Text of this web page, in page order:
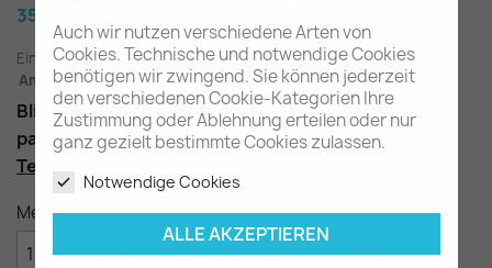
Auch wir nutzen verschiedene Arten von
Cookies. Technische und notwendige Cookies
benötigen wir zwingend. Sie können jederzeit
den verschiedenen Cookie-Kategorien Ihre
Zustimmung oder Ablehnung erteilen oder nur
ganz gezielt bestimmte Cookies zulassen.
Notwendige Cookies
ALLE AKZEPTIEREN
35,60 €
Einschl. gesetzl. MwSt. zuzügl. Versandkosten
Am Lager - In 2-3 Tagen bei Ihnen (Inland)
Blinkerkappe links oder rechts
passend für die Baureihen 322 / 684
Teilenummer
Menge
 IN DEN WARENKORB